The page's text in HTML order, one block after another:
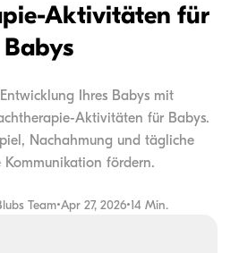
Aktivitäten für
Babys
Ihres Babys mit
Aktivitäten für Babys.
Nachahmung und tägliche
Kommunikation fördern.
Team•Apr 27, 2026•14 Min.